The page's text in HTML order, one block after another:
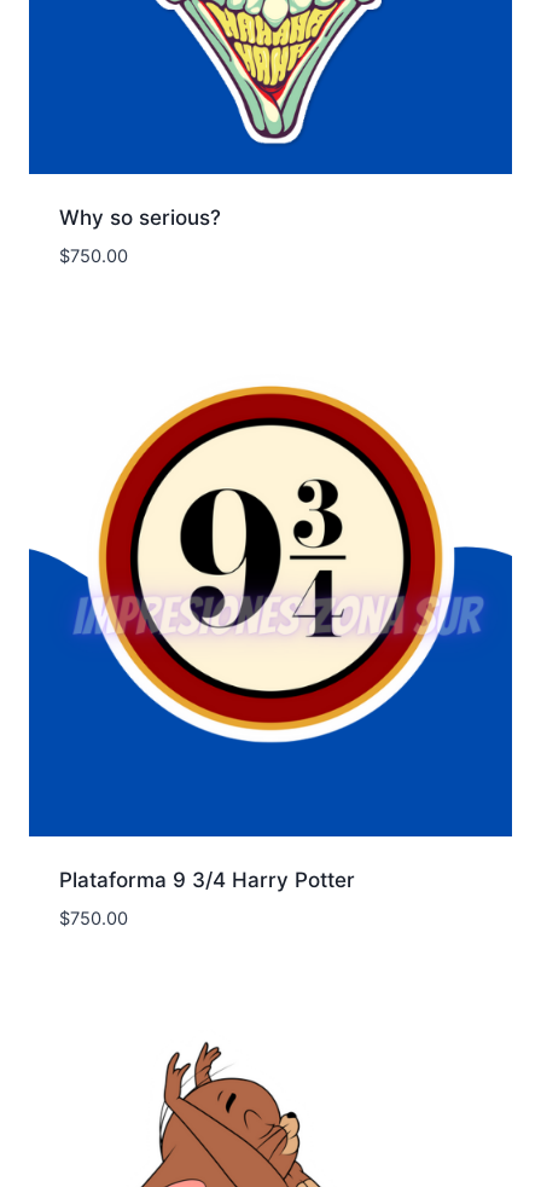
Why so serious?
$750.00
Plataforma 9 3/4 Harry Potter
$750.00